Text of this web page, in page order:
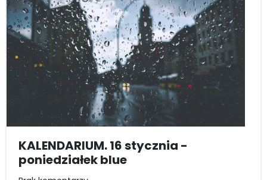
KALENDARIUM. 16 stycznia -
poniedziałek blue